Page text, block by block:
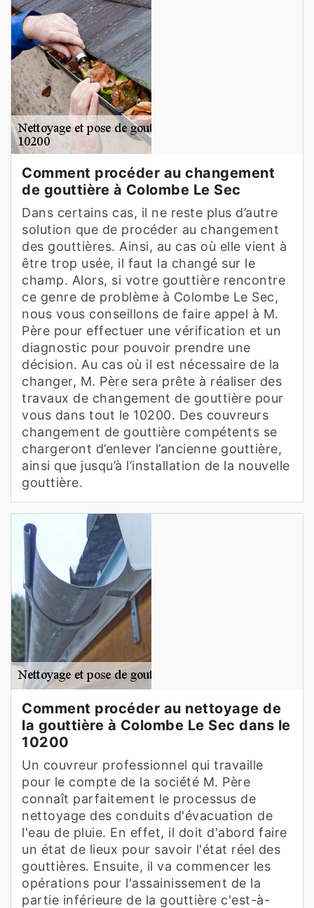
Comment procéder au changement
de gouttière à Colombe Le Sec
Dans certains cas, il ne reste plus d’autre
solution que de procéder au changement
des gouttières. Ainsi, au cas où elle vient à
être trop usée, il faut la changé sur le
champ. Alors, si votre gouttière rencontre
ce genre de problème à Colombe Le Sec,
nous vous conseillons de faire appel à M.
Père pour effectuer une vérification et un
diagnostic pour pouvoir prendre une
décision. Au cas où il est nécessaire de la
changer, M. Père sera prête à réaliser des
travaux de changement de gouttière pour
vous dans tout le 10200. Des couvreurs
changement de gouttière compétents se
chargeront d’enlever l’ancienne gouttière,
ainsi que jusqu’à l’installation de la nouvelle
gouttière.
Comment procéder au nettoyage de
la gouttière à Colombe Le Sec dans le
10200
Un couvreur professionnel qui travaille
pour le compte de la société M. Père
connaît parfaitement le processus de
nettoyage des conduits d'évacuation de
l'eau de pluie. En effet, il doit d'abord faire
un état de lieux pour savoir l'état réel des
gouttières. Ensuite, il va commencer les
opérations pour l'assainissement de la
partie inférieure de la gouttière c'est-à-